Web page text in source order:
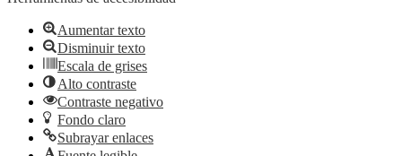
Aumentar texto
Disminuir texto
Escala de grises
Alto contraste
Contraste negativo
Fondo claro
Subrayar enlaces